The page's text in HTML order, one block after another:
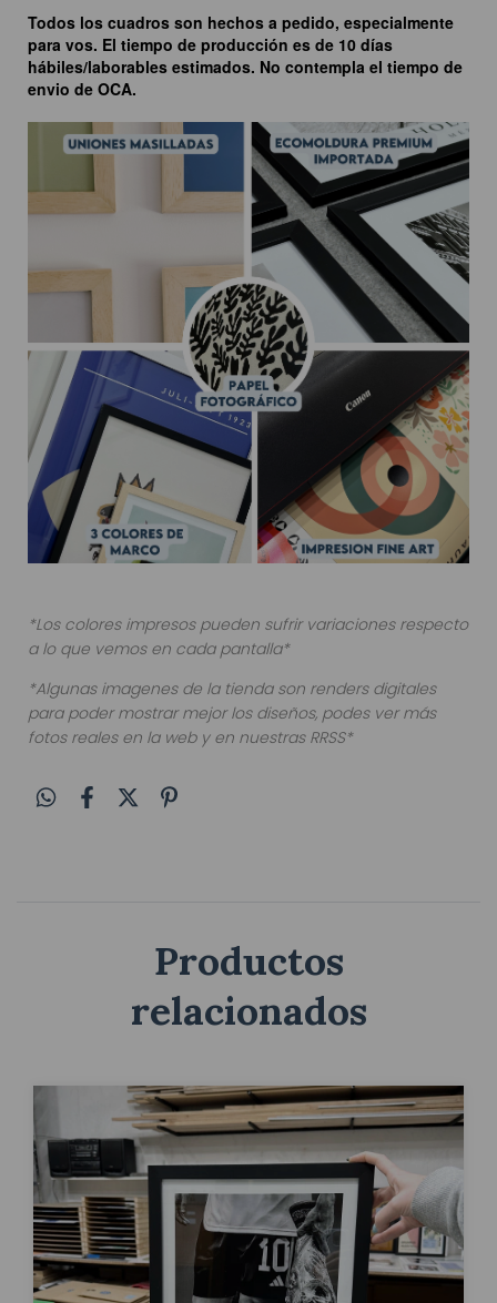
Todos los cuadros son hechos a pedido, especialmente
para vos. El tiempo de producción es de 10 días
hábiles/laborables estimados. No contempla el tiempo de
envio de OCA.
*Los colores impresos pueden sufrir variaciones respecto
a lo que vemos en cada pantalla*
*Algunas imagenes de la tienda son renders digitales
para poder mostrar mejor los diseños, podes ver más
fotos reales en la web y en nuestras RRSS*
Productos
relacionados